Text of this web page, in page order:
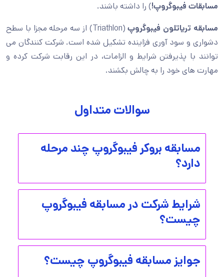
مسابقات فیبوگروپ!) را داشته باشند.
مسابقه تریاتلون فیبوگروپ
(Triathlon) از سه مرحله مجزا با سطح
دشواری و سود آوری فزاینده تشکیل شده است. شرکت کنندگان می
توانند با پذیرفتن شرایط و الزامات، در این رقابت شرکت کرده و
مهارت های خود را به چالش بکشند.
سوالات متداول
مسابقه بروکر فیبوگروپ چند مرحله
دارد؟
شرایط شرکت در مسابقه فیبوگروپ
چیست؟
جوایز مسابقه فیبوگروپ چیست؟